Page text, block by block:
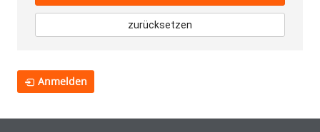
zurücksetzen
Anmelden